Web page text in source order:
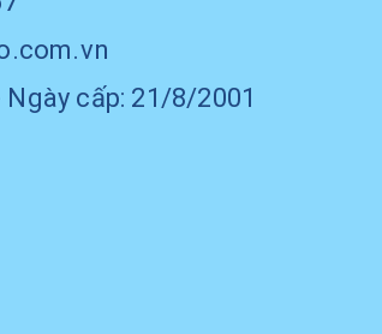
Ngày cấp: 21/8/2001